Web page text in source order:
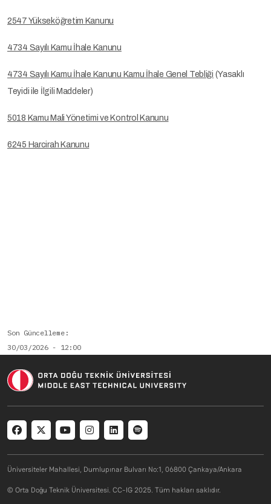
2547 Yükseköğretim Kanunu
4734 Sayılı Kamu İhale Kanunu
4734 Sayılı Kamu İhale Kanunu Kamu İhale Genel Tebliği (Yasaklı
Teyidi ile İlgili Maddeler)
5018 Kamu Mali Yönetimi ve Kontrol Kanunu
6245 Harcirah Kanunu
Son Güncelleme
30/03/2026 - 12:00
Social menu
Üniversiteler Mahallesi, Dumlupınar Bulvarı No:1, 06800 Çankaya/Ankara
© Orta Doğu Teknik Üniversitesi. CC-IG 2025. Tüm hakları saklıdır.